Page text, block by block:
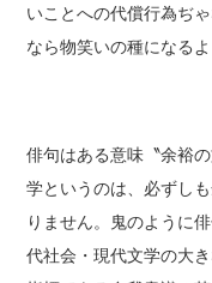
いことへの代償行為ぢ
なら物笑いの種になるよ
俳句はある意味〝余裕
学というのは、必ずし
りません。鬼のように
代社会・現代文学の大